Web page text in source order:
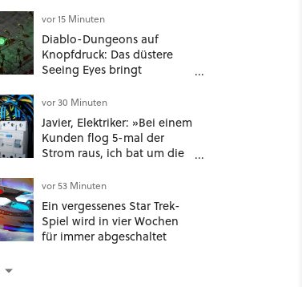
gerechnet hatte
vor 15 Minuten
Diablo-Dungeons auf
Knopfdruck: Das düstere
Seeing Eyes bringt
mächtiges Tool, das sogar
D&D-Spieler feuern
vor 30 Minuten
Javier, Elektriker: »Bei einem
Kunden flog 5-mal der
Strom raus, ich bat um die
dass er je nach Uhrzeit eine
unterschiedliche
vertragliche Leistung hatte«
vor 53 Minuten
Ein vergessenes Star Trek-
Spiel wird in vier Wochen
für immer abgeschaltet